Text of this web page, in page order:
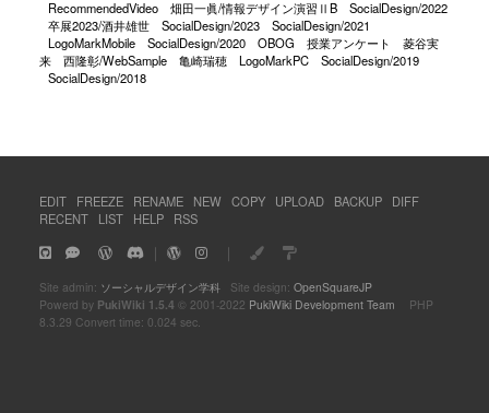
RecommendedVideo
畑田一眞/情報デザイン演習ⅡB
SocialDesign/2022
卒展2023/酒井雄世
SocialDesign/2023
SocialDesign/2021
LogoMarkMobile
SocialDesign/2020 OBOG 授業アンケート
菱谷実
来
西隆彰/WebSample 亀崎瑞穂 LogoMarkPC
SocialDesign/2019
SocialDesign/2018
EDIT FREEZE RENAME NEW COPY UPLOAD BACKUP
DIFF
RECENT
LIST HELP RSS
｜ ｜
Site admin: ソーシャルデザイン学科Site design: OpenSquareJP
Powerd by PukiWiki 1.5.4 © 2001-2022 PukiWiki Development Team PHP
8.3.29 Convert time: 0.024 sec.